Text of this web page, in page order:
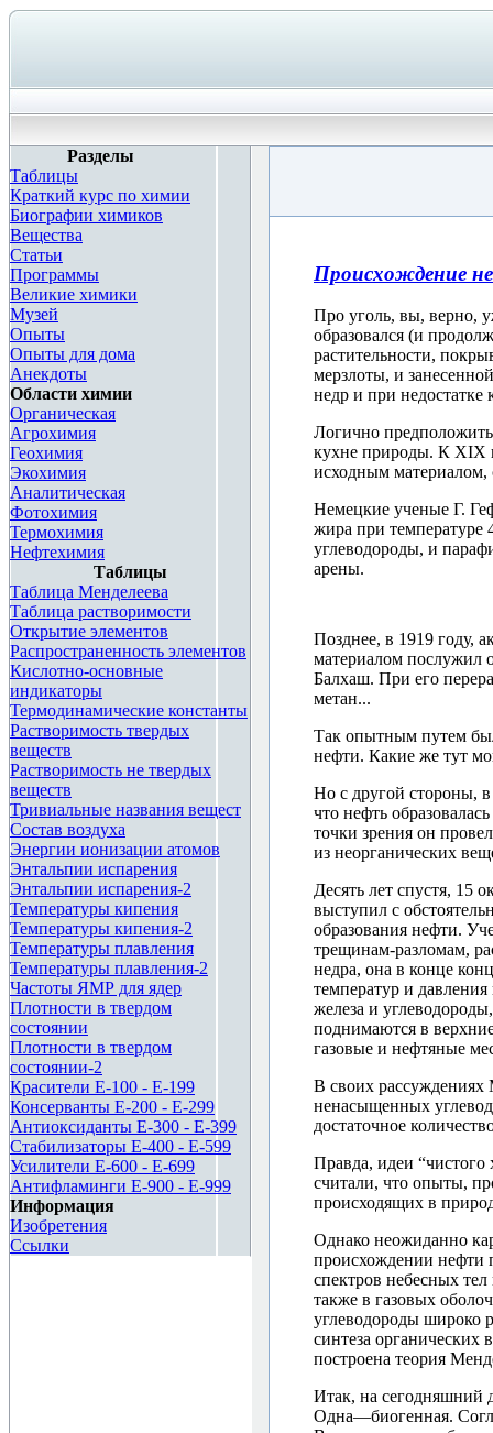
Разделы
Таблицы
Краткий курс по химии
Биографии химиков
Вещества
Статьи
Программы
Великие химики
Музей
Опыты
Опыты для дома
Анекдоты
Области химии
Органическая
Агрохимия
Геохимия
Экохимия
Аналитическая
Фотохимия
Термохимия
Нефтехимия
Таблицы
Таблица Менделеева
Таблица растворимости
Открытие элементов
Распространенность элементов
Кислотно-основные
индикаторы
Термодинамические константы
Растворимость твердых
веществ
Растворимость не твердых
веществ
Тривиальные названия вещест
Состав воздуха
Энергии ионизации атомов
Энтальпии испарения
Энтальпии испарения-2
Температуры кипения
Температуры кипения-2
Температуры плавления
Температуры плавления-2
Частоты ЯМР для ядер
Плотности в твердом
состоянии
Плотности в твердом
состоянии-2
Красители E-100 - E-199
Консерванты E-200 - E-299
Антиоксиданты E-300 - E-399
Стабилизаторы E-400 - E-599
Усилители E-600 - E-699
Антифламинги E-900 - E-999
Информация
Изобретения
Ссылки
Происхождение
Про уголь, вы, верно,
образовался (и
растительности,
мерзлоты, и
недр и при недостатке
Логично
кухне природы. К XIX
исходным материалом,
Немецкие ученые Г.
жира при температуре
углеводороды, и
арены.
href="http://
Позднее, в 1919 году,
материалом послужил
Балхаш. При его
метан...
Так опытным путем
нефти. Какие же тут
Но с другой стороны,
что нефть
точки зрения он
из неорганических
Десять лет спустя, 15
выступил с
образования нефти.
трещинам-разломам,
недра, она в конце
температур и
железа и
поднимаются в
газовые и нефтяные
В своих
ненасыщенных
достаточное
Правда, идеи “чистого
считали, что опыты,
происходящих в
Однако неожиданно
происхождении нефти
спектров небесных
также в газовых
углеводороды широко
синтеза
построена теория
Итак, на сегодняшний
Одна—биогенная.